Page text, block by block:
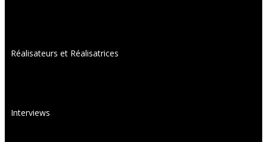
Réalisateurs et Réalisatrices
Interviews